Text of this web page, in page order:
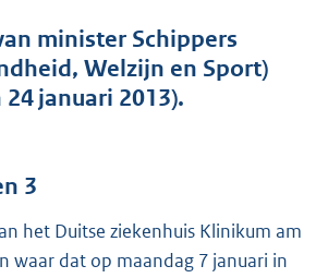
4
3
b
minister Schippers
Welzijn en Sport)
januari 2013).
3
het Duitse ziekenhuis Klinikum am
waar dat op maandag 7 januari in